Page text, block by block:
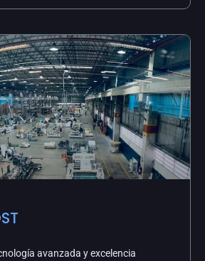
avanzada y excelencia